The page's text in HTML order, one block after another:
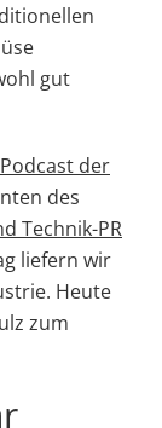
gut
der
des
Technik-PR
liefern wir
Heute
zum